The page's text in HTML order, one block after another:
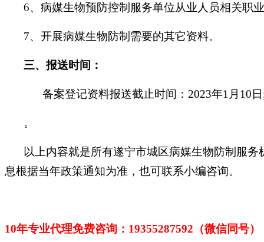
6、病媒生物预防控制服务单位从业人员相关职
7、开展病媒生物防制需要的其它资料。
三、报送时间：
备案登记资料报送截止时间： 2023年1月10
。
以上内容就是所有遂宁市城区病媒生物防制服
息根据当年政策通知为准，也可联系小编咨询。
10年专业代理免费咨询：19355287592 （微信同号）